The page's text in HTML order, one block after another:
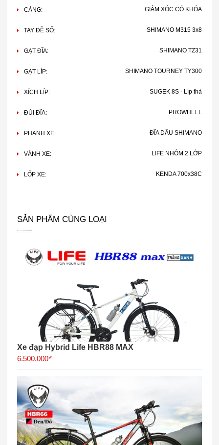
CÀNG: GIẢM XÓC CÓ KHÓA
TAY ĐỀ SỐ: SHIMANO M315 3x8
GẠT ĐĨA: SHIMANO TZ31
GẠT LÍP: SHIMANO TOURNEY TY300
XÍCH LÍP: SUGEK 8S - Líp thả
ĐÙI ĐĨA: PROWHELL
PHANH XE: ĐĨA DẦU SHIMANO
VÀNH XE: LIFE NHÔM 2 LỚP
LỐP XE: KENDA 700x38C
SẢN PHẨM CÙNG LOẠI
Xe đạp Hybrid Life HBR88 MAX
6.500.000₫